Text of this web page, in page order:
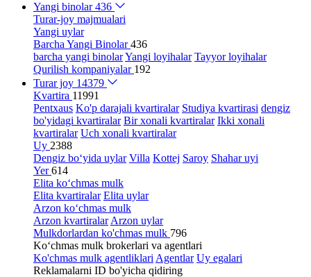
Yangi binolar436
Turar-joy majmualari
Yangi uylar
Barcha Yangi Binolar436
barcha yangi binolarYangi loyihalar Tayyor loyihalar
Qurilish kompaniyalar 192
Turar joy 14379
Kvartira 11991
Pentxaus Ko'p darajali kvartiralar Studiya kvartirasi dengiz
bo'yidagi kvartiralar Bir xonali kvartiralar Ikki xonali
kvartiralar Uch xonali kvartiralar
Uy 2388
Dengiz bo‘yida uylar Villa Kottej Saroy Shahar uyi
Yer614
Elita ko‘chmas mulk
Elita kvartiralar Elita uylar
Arzon ko‘chmas mulk
Arzon kvartiralar Arzon uylar
Mulkdorlardan ko'chmas mulk 796
Ko‘chmas mulk brokerlari va agentlari
Ko'chmas mulk agentliklari Agentlar Uy egalari
Reklamalarni ID bo'yicha qidiring